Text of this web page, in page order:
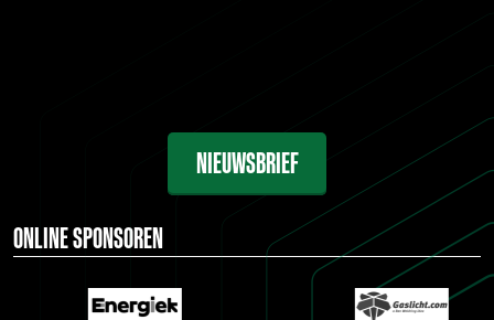
NIEUWSBRIEF
ONLINE SPONSOREN